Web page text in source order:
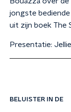
BELUISTER IN DE
jongste
uit zijn boek The
Presentatie: